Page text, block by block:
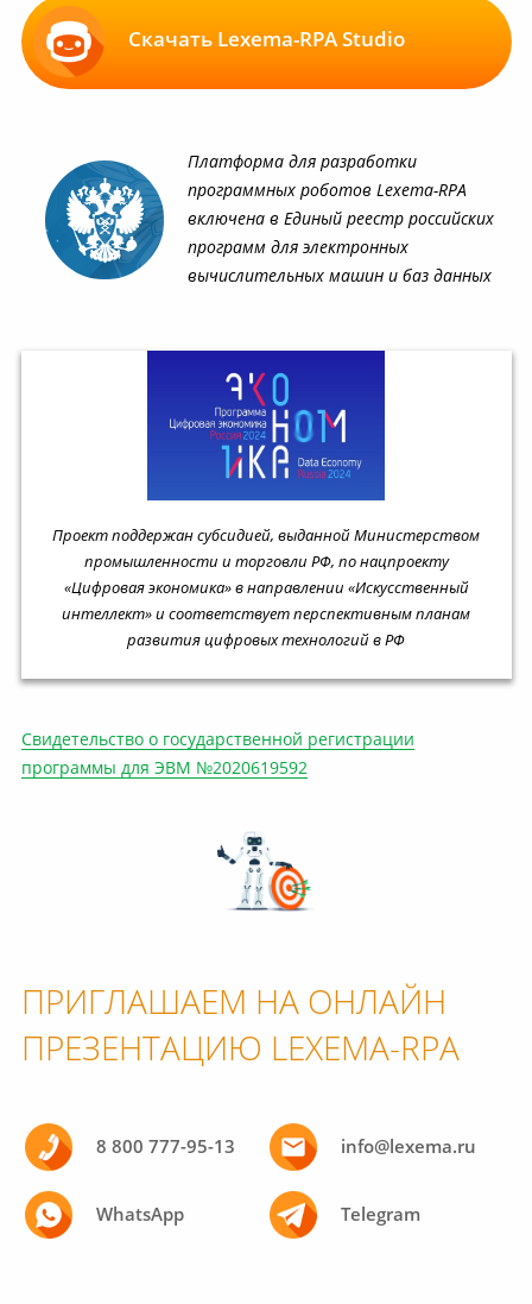
Скачать Lexema-RPA Studio
Платформа для разработки
программных роботов Lexema-RPA
включена в Единый реестр российских
программ для электронных
вычислительных машин и баз данных
Проект поддержан субсидией, выданной Министерством
промышленности и торговли РФ, по нацпроекту
«Цифровая экономика» в направлении «Искусственный
интеллект» и соответствует перспективным планам
развития цифровых технологий в РФ
Свидетельство о государственной регистрации
программы для ЭВМ №2020619592
ПРИГЛАШАЕМ НА ОНЛАЙН
ПРЕЗЕНТАЦИЮ LEXEMA-RPA
8 800 777-95-13 info@lexema.ru
WhatsApp Telegram